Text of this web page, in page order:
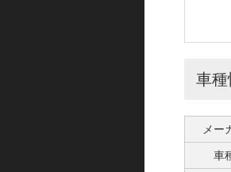
車種
メー
車